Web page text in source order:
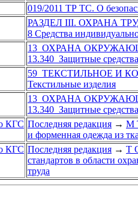
019/2011 ТР ТС. О
РАЗДЕЛ III. ОХРАНА
8 Средства
13 ОХРАНА
13.340 Защитные средства
59 ТЕКСТИЛЬНОЕ И
Текстильные изделия
13 ОХРАНА
13.340 Защитные средства
КГС Последняя редакция → М
и форменная одежда из
КГС Последняя редакция → Т
стандартов в области
труда